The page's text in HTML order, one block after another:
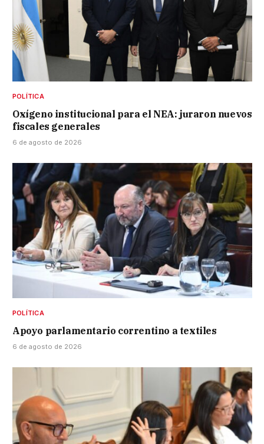
POLÍTICA
Oxígeno institucional para el NEA: juraron nuevos
fiscales generales
6 de agosto de 2026
POLÍTICA
Apoyo parlamentario correntino a textiles
6 de agosto de 2026